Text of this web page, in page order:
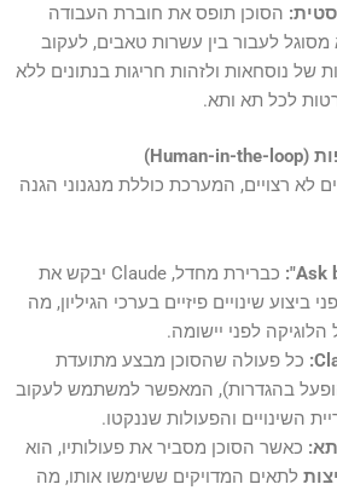
הסוכן תופס את חוברת העבודה
לעבור בין עשרות טאבים, לעקוב
נוסחאות ולזהות חריגות בנתונים ללא
לכל תא ותא.
לא רצויים, המערכת כוללת מנגנוני הגנה
כברירת מחדל, Claude יבקש את
שינויים פיזיים בערכי הגיליון, מה
לפני יישומה.
כל פעולה שהסוכן מבצע מתועדת
בהגדרות), המאפשר למשתמש לעקוב
השינויים והפעולות שננקטו.
כאשר הסוכן מסביר את פעולותיו, הוא
לתאים המדויקים ששימשו אותו, מה